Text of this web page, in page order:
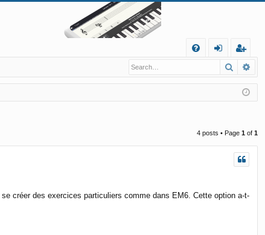
Q
in
eg
ist
er
Search
4 posts • Page 1 of 1
créer des exercices particuliers comme dans EM6. Cette option a-t-